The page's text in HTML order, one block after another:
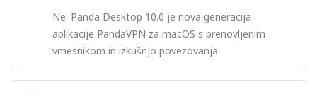
Ne. Panda Desktop 10.0 je nova generacija
aplikacije PandaVPN za macOS s prenovljenim
vmesnikom in izkušnjo povezovanja.